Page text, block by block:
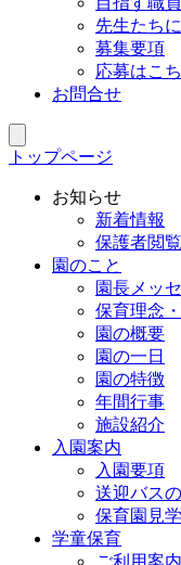
先生たち
募集要項
応募はこ
お問合せ
トップページ
お知らせ
新着情報
保護者閲
園のこと
園長メッ
保育理念
園の概要
園の一日
園の特徴
年間行事
施設紹介
入園案内
入園要項
送迎バス
保育園見学
学童保育
ご利用案内